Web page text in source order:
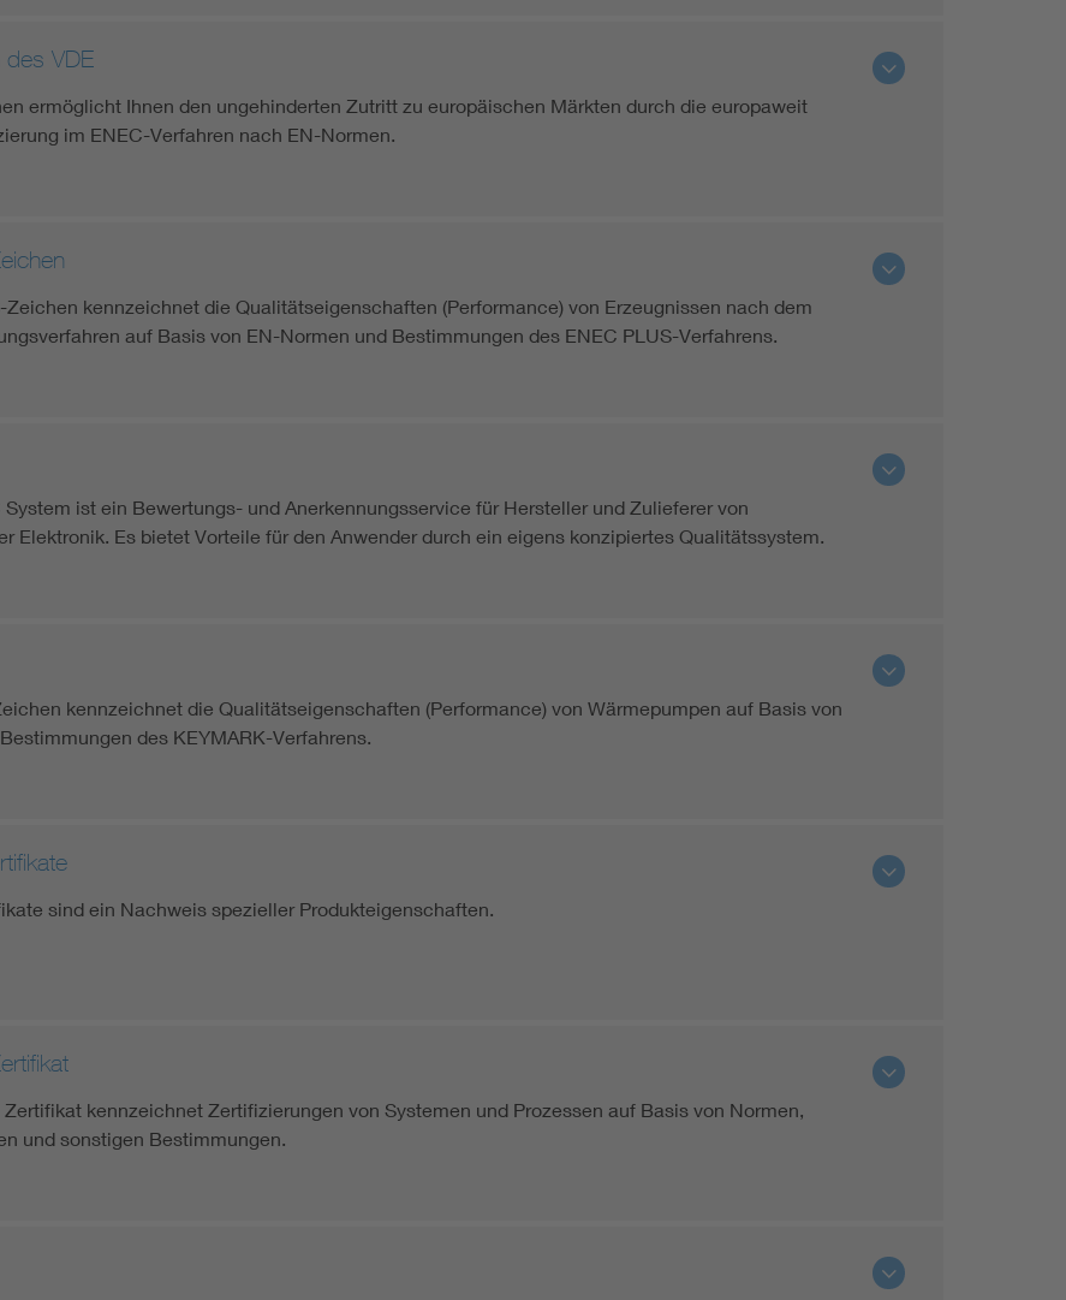
des VDE
ermöglicht Ihnen den ungehinderten Zutritt zu europäischen Märkten durch die europaweit
im ENEC-Verfahren nach EN-Normen.
Zeichen kennzeichnet die Qualitätseigenschaften (Performance) von Erzeugnissen nach dem
auf Basis von EN-Normen und Bestimmungen des ENEC PLUS-Verfahrens.
System ist ein Bewertungs- und Anerkennungsservice für Hersteller und Zulieferer von
Elektronik. Es bietet Vorteile für den Anwender durch ein eigens konzipiertes Qualitätssystem.
kennzeichnet die Qualitätseigenschaften (Performance) von Wärmepumpen auf Basis von
des KEYMARK-Verfahrens.
sind ein Nachweis spezieller Produkteigenschaften.
Zertifikat kennzeichnet Zertifizierungen von Systemen und Prozessen auf Basis von Normen,
und sonstigen Bestimmungen.